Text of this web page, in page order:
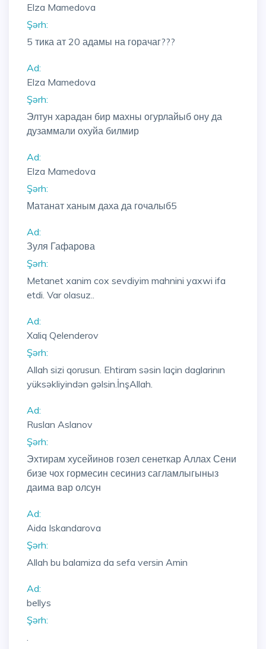
Elza Mamedova
Şərh:
5 тика ат 20 адамы на горачаг???
Ad:
Elza Mamedova
Şərh:
Элтун харадан бир махны огурлайыб ону да
дузаммали охуйа билмир
Ad:
Elza Mamedova
Şərh:
Матанат ханым даха да гочалыб5
Ad:
Зуля Гафарова
Şərh:
Metanet xanim cox sevdiyim mahnini yaxwi ifa
etdi. Var olasuz..
Ad:
Xaliq Qelenderov
Şərh:
Allah sizi qorusun. Ehtiram səsin laçin daglarinın
yüksəkliyindən gəlsin.İnşAllah.
Ad:
Ruslan Aslanov
Şərh:
Эхтирам хусейинов гозел сенеткар Аллах Сени
бизе чох гормесин сесиниз сагламлыгыныз
даима вар олсун
Ad:
Aida Iskandarova
Şərh:
Allah bu balamiza da sefa versin Amin
Ad:
bellys
Şərh:
.